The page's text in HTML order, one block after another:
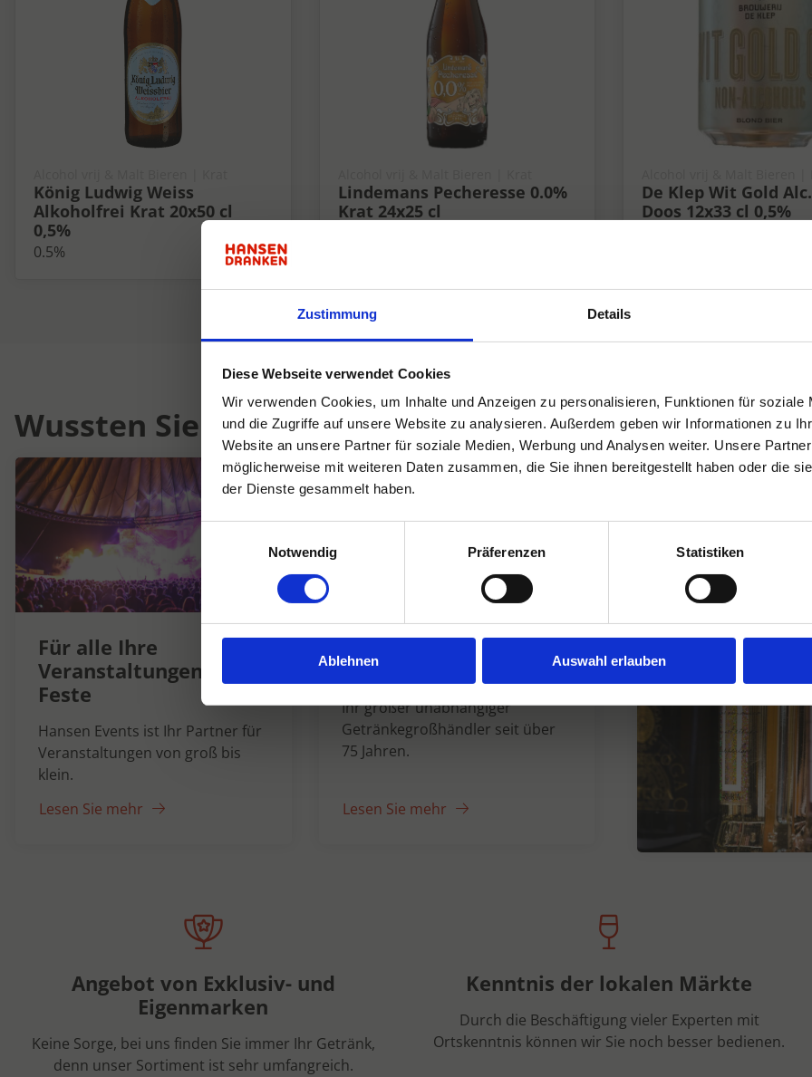
Zustimmung Details
Diese Webseite verwendet Cookies
Wir verwenden Cookies, um Inhalte und Anzeigen zu personalisieren, Funktionen für soziale
und die Zugriffe auf unsere Website zu analysieren. Außerdem geben wir Informationen zu
Website an unsere Partner für soziale Medien, Werbung und Analysen weiter. Unsere
möglicherweise mit weiteren Daten zusammen, die Sie ihnen bereitgestellt haben oder die
der Dienste gesammelt haben.
Notwendig
Präferenzen Statistiken
Ablehnen Auswahl erlauben
König Ludwig Weiss
Alkoholfrei Krat 20x50 cl
0,5%
0.5%
Lindemans Pecheresse 0.0%
Krat 24x25 cl
De Klep Wit Gold
Doos 12x33 cl 0,5%
Wussten Sie schon...
Für alle Ihre
Veranstaltungen und
Feste
Hansen Events ist Ihr Partner für
Veranstaltungen von groß bis
klein.
Lesen Sie mehr
Hansen Dranken seit
1947
Ihr großer unabhängiger
Getränkegroßhändler seit über
75 Jahren.
Lesen Sie mehr
Angebot von Exklusiv- und
Eigenmarken
Keine Sorge, bei uns finden Sie immer Ihr Getränk,
denn unser Sortiment ist sehr umfangreich.
Kenntnis der lokalen Märkte
Durch die Beschäftigung vieler Experten mit
Ortskenntnis können wir Sie noch besser bedienen.